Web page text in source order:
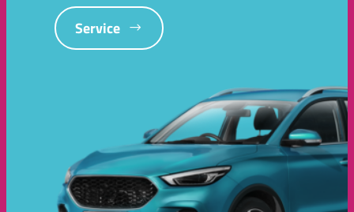
Service